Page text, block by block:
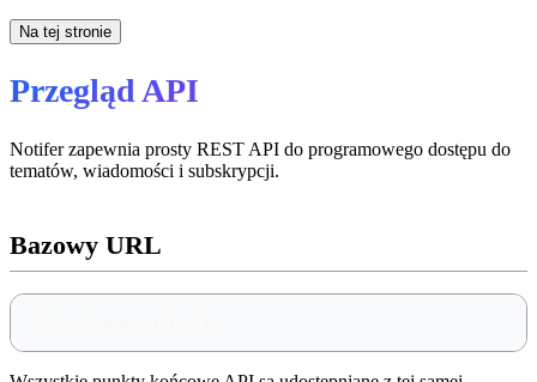
Na tej stronie
Przegląd API
Notifer zapewnia prosty REST API do programowego dostępu do
tematów, wiadomości i subskrypcji.
Bazowy URL